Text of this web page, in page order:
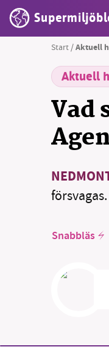
Start /Aktuell
Aktuell
Vad
försvagas.
Snabbläs